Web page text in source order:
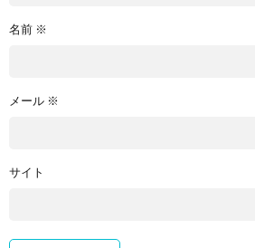
名前 ※
メール ※
サイト